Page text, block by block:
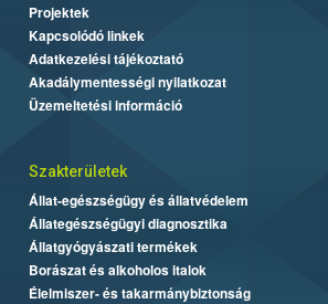
Projektek
Kapcsolódó linkek
Adatkezelési tájékoztató
Akadálymentességi nyilatkozat
Üzemeltetési információ
Szakterületek
Állat-egészségügy és állatvédelem
Állategészségügyi diagnosztika
Állatgyógyászati termékek
Borászat és alkoholos italok
Élelmiszer- és takarmánybiztonság